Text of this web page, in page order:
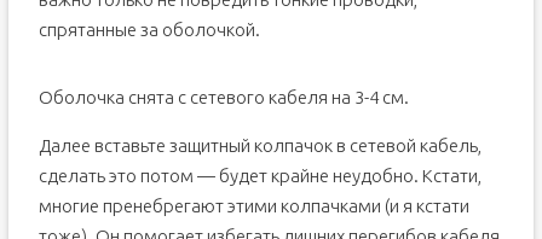
спрятанные за оболочкой.
Оболочка снята с сетевого кабеля на 3-4 см.
Далее вставьте защитный колпачок в сетевой кабель,
сделать это потом — будет крайне неудобно. Кстати,
многие пренебрегают этими колпачками (и я кстати